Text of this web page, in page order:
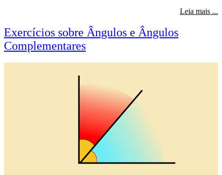
Leia mais ...
Exercícios sobre Ângulos e Ângulos
Complementares